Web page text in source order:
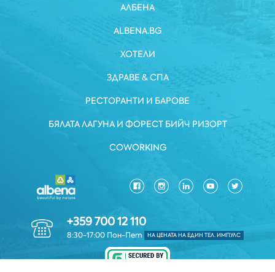
АЛБЕНА
ALBENA.BG
ХОТЕЛИ
ЗДРАВЕ & СПА
РЕСТОРАНТИ И БАРОВЕ
БЯЛАТА ЛАГУНА И ФОРЕСТ БИЙЧ РИЗОРТ
COWORKING
+359 700 12 110
8:30-17:00 Пон-Пет НА ЦЕНАТА НА ЕДИН ТЕЛ. ИМПУЛС